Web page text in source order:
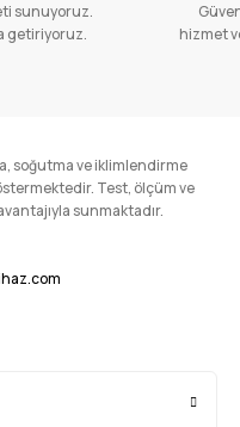
sunuyoruz.
getiriyoruz.
hizmet
soğutma ve iklimlendirme
Test, ölçüm ve
sunmaktadır.